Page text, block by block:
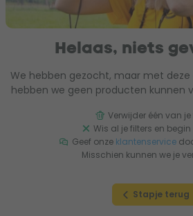
Helaas, niets
We hebben gezocht, maar met
hebben we geen producten kunnen
Verwijder één van je
Wis al je filters en
Geef onze klantenservice
Misschien kunnen we je
Stapje terug